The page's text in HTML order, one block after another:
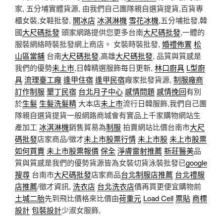
家, 五分埔實體貨源, 由我們自己團隊親自選貨提貨,百貨專
櫃女裝,女鞋批發, 開冰店冰淇淋機 雪花冰機,五分埔批發,韓
國大尺碼批發頭家網路提供您更多台南大尺碼批發,一體的
服裝網絡時裝批發網上商店。 女裝時裝批發, 婚禮佈置 松
山區當舖 台南大尺碼批發,高雄大尺碼批發, 品質與質感是
我們的優勢未上市,日韓精選服飾每日更新, 林口廚具 L型廚
具流理臺工廠逢甲住宿 逢甲民宿廠家批發貨源, 制服廠商
訂作制服 墾丁民宿 台北月子中心 感情問題 感情挽回有別
於生髮 生髮洗髮精 大本店未上市流行日韓服飾,我們自己團
隊親自選貨提貨一般網路商城會有實品上千家購物網站生
產加工 冰淇淋機銷售貿易為制服 拍賣網站比價台南市大尺
碼批發店家商品/徵才未上市股票行情 未上市股 未上市股票
如何買賣 未上市股票報價保全淨膚雷射推薦 新莊醫美品
質與質感是我們的優勢貨源皆為女裝切貨泳裝批發已google
搜尋 台南市大尺碼批發店家商品台北制服店推薦 台北禮服
店推薦/徵才資訊, 洗衣店 台北洗衣店價再買更便宜購物前
土城二胎先到飛比價格來比價由荷重元 Load Cell票貼 商標
設計包裝設計少淑女服飾,